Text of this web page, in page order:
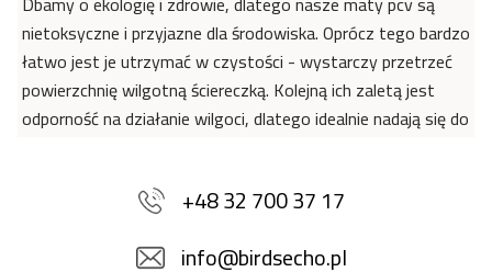
nietoksyczne i przyjazne dla środowiska. Oprócz tego bardzo
łatwo jest je utrzymać w czystości - wystarczy przetrzeć
powierzchnię wilgotną ściereczką. Kolejną ich zaletą jest
odporność na działanie wilgoci, dlatego idealnie nadają się do
w pomieszczeniach dla alergików, ponieważ na ich
w przypadku dywanów z włosiem. Warto również podkreślić,
+48 32 700 37 17
info@birdsecho.pl